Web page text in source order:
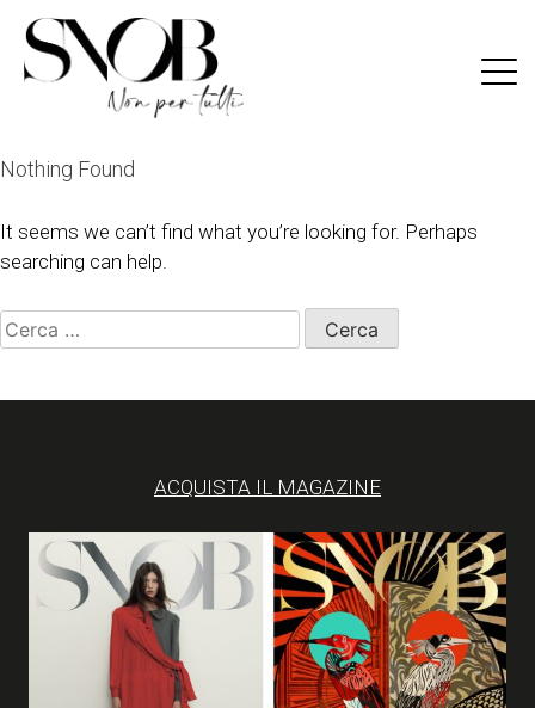
content
Nothing Found
It seems we can’t find what you’re looking for. Perhaps
searching can help.
Ricerca
per:
ACQUISTA IL MAGAZINE